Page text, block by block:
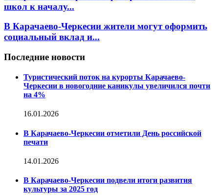
школ к началу...
В Карачаево-Черкесии жители могут оформить
социальный вклад и...
Последние новости
Туристический поток на курорты Карачаево-
Черкесии в новогодние каникулы увеличился почти
на 4%
16.01.2026
В Карачаево-Черкесии отметили День российской
печати
14.01.2026
В Карачаево-Черкесии подвели итоги развития
культуры за 2025 год